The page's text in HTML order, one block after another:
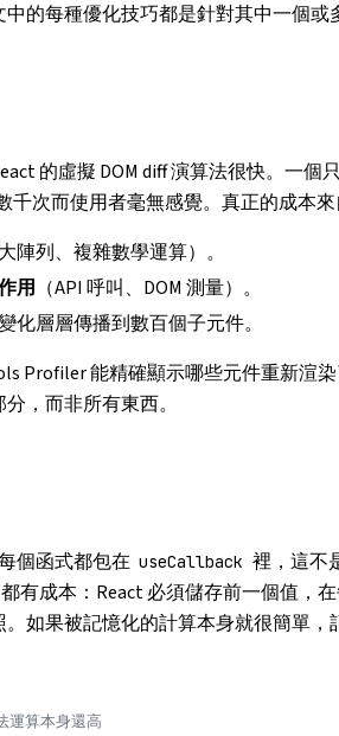
的每種優化技巧都是針對其中一個或
的虛擬 DOM diff 演算法很快。一個
千次而使用者毫無感覺。真正的成本來
陣列、複雜數學運算）。
用 （API 呼叫、DOM 測量）。
化層層傳播到數百個子元件。
Profiler 能精確顯示哪些元件重新渲
，而非所有東西。
個函式都包在 useCallback 裡，這
有成本：React 必須儲存前一個值，
如果被記憶化的計算本身就很簡單，
算本身還高